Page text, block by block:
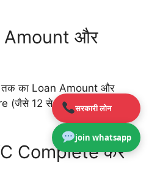
सरकारी लोन
join whatsapp
Amount और
का Loan Amount और
(जैसे 12 से 60 महीने) का
Complete करें